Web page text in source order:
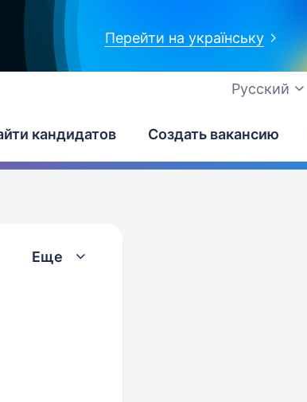
Перейти на українську
Русский
кандидатов Создать вакансию
Еще